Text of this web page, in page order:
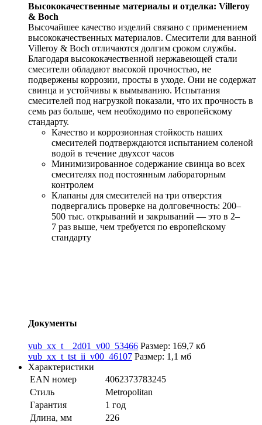
Высококачественные материалы и отделка: Villeroy
& Boch
Высочайшее качество изделий связано с применением
высококачественных материалов. Смесители для ванной
Villeroy & Boch отличаются долгим сроком службы.
Благодаря высококачественной нержавеющей стали
смесители обладают высокой прочностью, не
подвержены коррозии, просты в уходе. Они не содержат
свинца и устойчивы к вымыванию. Испытания
смесителей под нагрузкой показали, что их прочность в
семь раз больше, чем необходимо по европейскому
стандарту.
Качество и коррозионная стойкость наших
смесителей подтверждаются испытанием соленой
водой в течение двухсот часов
Минимизированное содержание свинца во всех
смесителях под постоянным лабораторным
контролем
Клапаны для смесителей на три отверстия
подвергались проверке на долговечность: 200–
500 тыс. открываний и закрываний — это в 2–
7 раз выше, чем требуется по европейскому
стандарту
Документы
vub_xx_t__2d01_v00_53466 Размер: 169,7 кб
vub_xx_t_tst_ii_v00_46107 Размер: 1,1 мб
Характеристики
EAN номер
4062373783245
Стиль
Metropolitan
Гарантия
1 год
Длина, мм
226